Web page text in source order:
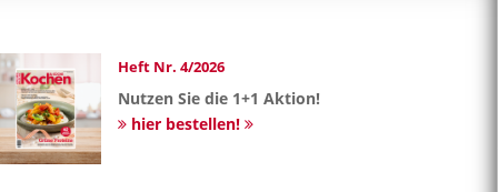
Heft Nr. 4/2026
Nutzen Sie die 1+1 Aktion!
hier bestellen!